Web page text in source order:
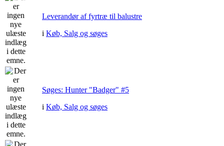
Leverandør af fyrtræ til balustre
i Køb, Salg og søges
Søges: Hunter "Badger" #5
i Køb, Salg og søges